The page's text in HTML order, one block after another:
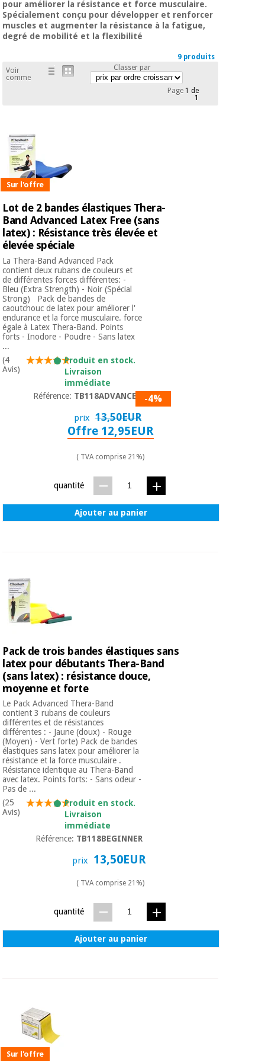
Offres
Académie
Tech
Fisaude
équipement
médical
Médecine
chinoise
Armoires
thérapeutiques
Matériel de
protection
pour les
coronavirus
Aérobic,
fitness
et
pilates
Sports
et
jeux
Armoires
sanitaires
Vétérinaire
(déstockage)
Nouveautes
Outlet
Académie
Tech
Fisaude
Dentisterie
médical
chinoise
Mobilier
clinique
Armoires
thérapeutiques
Matériel de
protection
essentiel
pour les
coronavirus
Aérobic,
fitness
sanitaires
Instruments
chirurgicaux
pour améliorer la résistance et force musculaire.
Spécialement conçu pour développer et renforcer
muscles et augmenter la résistance à la fatigue,
degré de mobilité et la flexibilité
9 produits
Voir
comme
Classer par
Page1 de
1
Sur l'offre
Lot de 2 bandes élastiques Thera-
Band Advanced Latex Free (sans
latex) : Résistance très élevée et
élevée spéciale
La Thera-Band Advanced Pack
contient deux rubans de couleurs et
de différentes forces différentes: -
Bleu (Extra Strength) - Noir (Spécial
Strong) Pack de bandes de
caoutchouc de latex pour améliorer l'
endurance et la force musculaire. force
égale à Latex Thera-Band. Points
forts - Inodore - Poudre - Sans latex
...
(4
Avis)
Produit en stock.
Livraison
immédiate
Référence: TB118ADVANCED -4%
prix 13,50EUR
Offre 12,95EUR
( TVA comprise 21%)
quantité
Ajouter au panier
Pack de trois bandes élastiques sans
latex pour débutants Thera-Band
(sans latex) : résistance douce,
moyenne et forte
Le Pack Advanced Thera-Band
contient 3 rubans de couleurs
différentes et de résistances
différentes : - Jaune (doux) - Rouge
(Moyen) - Vert forte) Pack de bandes
élastiques sans latex pour améliorer la
résistance et la force musculaire .
Résistance identique au Thera-Band
avec latex. Points forts: - Sans odeur -
Pas de ...
(25
Avis)
Produit en stock.
Livraison
immédiate
Référence: TB118BEGINNER
prix 13,50EUR
( TVA comprise 21%)
quantité
Ajouter au panier
Sur l'offre